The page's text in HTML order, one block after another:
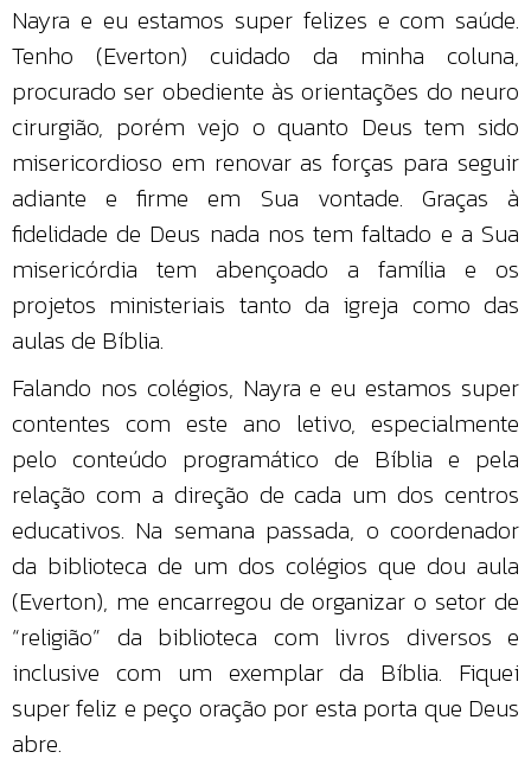
Nayra e eu estamos super felizes e com saúde.
Tenho (Everton) cuidado da minha coluna,
procurado ser obediente às orientações do neuro
cirurgião, porém vejo o quanto Deus tem sido
misericordioso em renovar as forças para seguir
adiante e firme em Sua vontade. Graças à
fidelidade de Deus nada nos tem faltado e a Sua
misericórdia tem abençoado a família e os
projetos ministeriais tanto da igreja como das
aulas de Bíblia.
Falando nos colégios, Nayra e eu estamos super
contentes com este ano letivo, especialmente
pelo conteúdo programático de Bíblia e pela
relação com a direção de cada um dos centros
educativos. Na semana passada, o coordenador
da biblioteca de um dos colégios que dou aula
(Everton), me encarregou de organizar o setor de
“religião” da biblioteca com livros diversos e
inclusive com um exemplar da Bíblia. Fiquei
super feliz e peço oração por esta porta que Deus
abre.